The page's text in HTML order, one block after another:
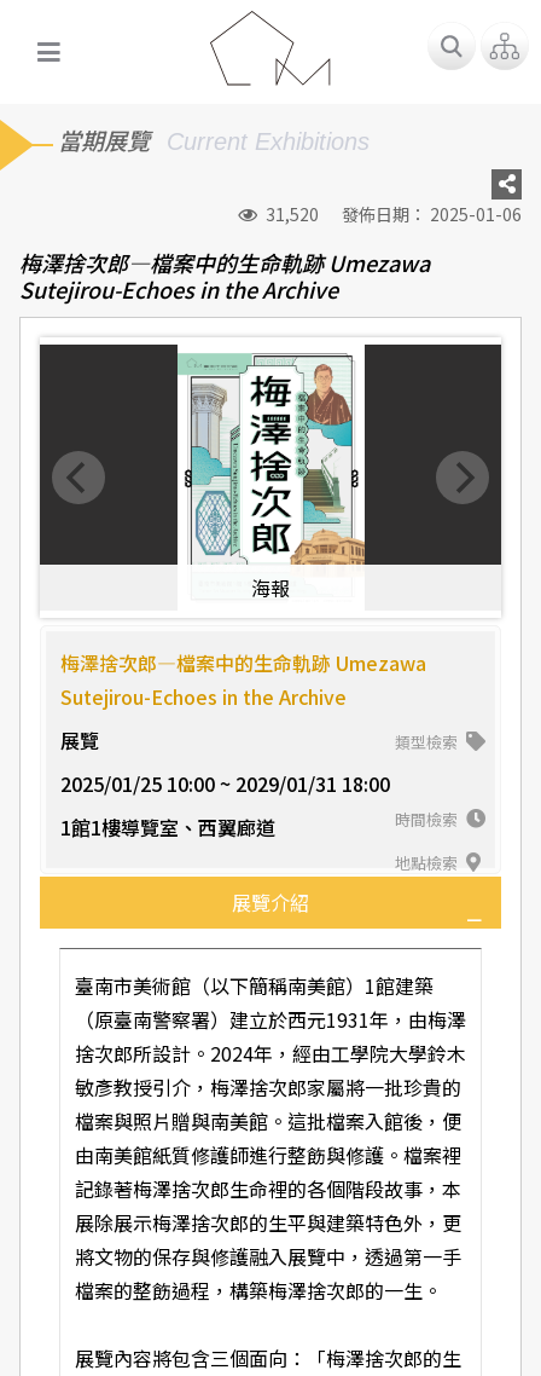
當期展覽 Current Exhibitions
31,520 發佈日期： 2025-01-06
梅澤捨次郎—檔案中的生命軌跡 Umezawa
Sutejirou-Echoes in the Archive
海報
梅澤捨次郎—檔案中的生命軌跡 Umezawa
Sutejirou-Echoes in the Archive
展覽
類型檢索
2025/01/25 10:00 ~ 2029/01/31 18:00
時間檢索
1館1樓導覽室、西翼廊道
地點檢索
展覽介紹
臺南市美術館（以下簡稱南美館）1館建築
（原臺南警察署）建立於西元1931年，由梅澤
捨次郎所設計。2024年，經由工學院大學鈴木
敏彥教授引介，梅澤捨次郎家屬將一批珍貴的
檔案與照片贈與南美館。這批檔案入館後，便
由南美館紙質修護師進行整飭與修護。檔案裡
記錄著梅澤捨次郎生命裡的各個階段故事，本
展除展示梅澤捨次郎的生平與建築特色外，更
將文物的保存與修護融入展覽中，透過第一手
檔案的整飭過程，構築梅澤捨次郎的一生。
展覽內容將包含三個面向：「梅澤捨次郎的生